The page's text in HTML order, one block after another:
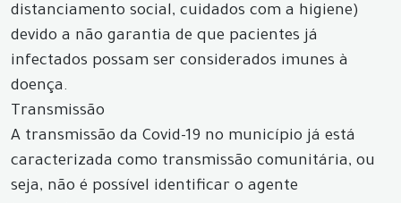
distanciamento social, cuidados com a higiene)
devido a não garantia de que pacientes já
infectados possam ser considerados imunes à
doença.
Transmissão
A transmissão da Covid-19 no município já está
caracterizada como transmissão comunitária, ou
seja, não é possível identificar o agente